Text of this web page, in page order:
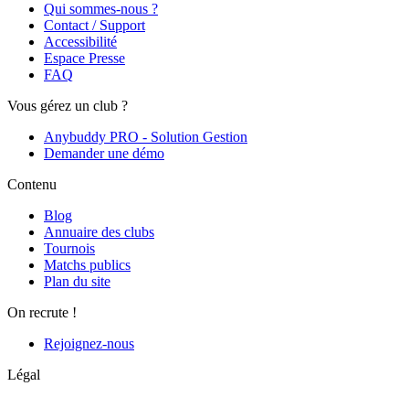
Qui sommes-nous ?
Contact / Support
Accessibilité
Espace Presse
FAQ
Vous gérez un club ?
Anybuddy PRO - Solution Gestion
Demander une démo
Contenu
Blog
Annuaire des clubs
Tournois
Matchs publics
Plan du site
On recrute !
Rejoignez-nous
Légal